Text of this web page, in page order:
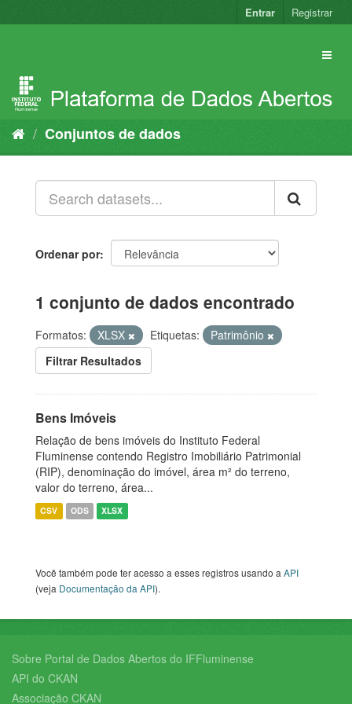
para
Entrar Registrar
Conjuntos de dados
Ordenar por
1 conjunto de dados encontrado
Formatos: XLSX Etiquetas:
Patrimônio
Filtrar Resultados
Bens Imóveis
Relação de bens imóveis do Instituto Federal
Fluminense contendo Registro Imobiliário Patrimonial
(RIP), denominação do imóvel, área m² do terreno,
valor do terreno, área...
CSV ODS XLSX
Você também pode ter acesso a esses registros usando aAPI
(veja Documentação da API).
Sobre Portal de Dados Abertos do IFFluminense
API do CKAN
Associação CKAN